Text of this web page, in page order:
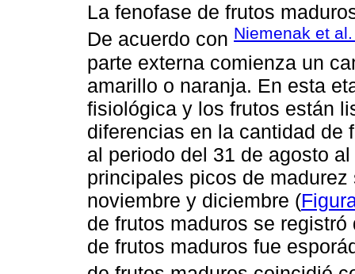
La fenofase de frutos
De acuerdo con Niemenak et
parte externa comienza un
amarillo o naranja. En esta
fisiológica y los frutos están
diferencias en la cantidad de
al periodo del 31 de agosto
principales picos de
noviembre y diciembre (
de frutos maduros se
de frutos maduros fue